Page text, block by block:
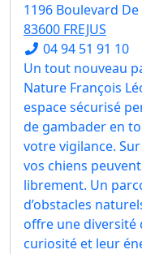
1196 Boulevard
83600 FREJUS
04 94 51 91 10
Un tout nouveau
Nature François
espace sécurisé
de gambader en
votre vigilance.
vos chiens
librement. Un
d’obstacles
offre une diversité
curiosité et leur